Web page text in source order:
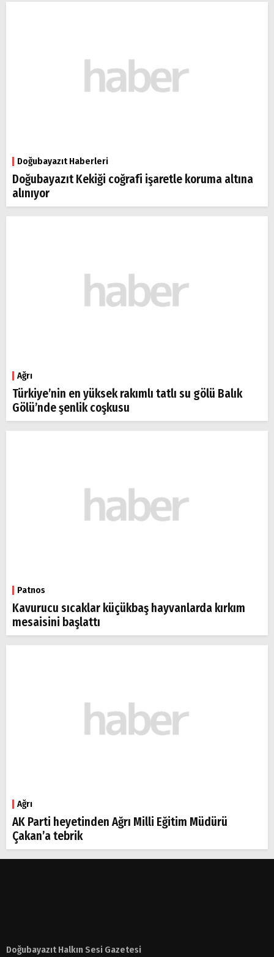
Doğubayazıt Haberleri
Doğubayazıt Kekiği coğrafi işaretle koruma altına
alınıyor
Ağrı
Türkiye’nin en yüksek rakımlı tatlı su gölü Balık
Gölü’nde şenlik coşkusu
Patnos
Kavurucu sıcaklar küçükbaş hayvanlarda kırkım
mesaisini başlattı
Ağrı
AK Parti heyetinden Ağrı Milli Eğitim Müdürü
Çakan’a tebrik
Doğubayazıt Halkın Sesi Gazetesi
Arama
Popüler